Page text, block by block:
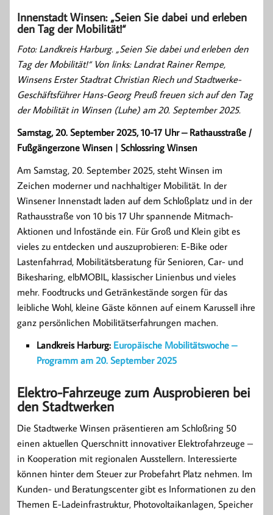
Innenstadt Winsen: „Seien Sie dabei und erleben
den Tag der Mobilität!“
Foto: Landkreis Harburg. „Seien Sie dabei und erleben den
Tag der Mobilität!“ Von links: Landrat Rainer Rempe,
Winsens Erster Stadtrat Christian Riech und Stadtwerke-
Geschäftsführer Hans-Georg Preuß freuen sich auf den Tag
der Mobilität in Winsen (Luhe) am 20. September 2025.
Samstag, 20. September 2025, 10-17 Uhr – Rathausstraße /
Fußgängerzone Winsen | Schlossring Winsen
Am Samstag, 20. September 2025, steht Winsen im
Zeichen moderner und nachhaltiger Mobilität. In der
Winsener Innenstadt laden auf dem Schloßplatz und in der
Rathausstraße von 10 bis 17 Uhr spannende Mitmach-
Aktionen und Infostände ein. Für Groß und Klein gibt es
vieles zu entdecken und auszuprobieren: E-Bike oder
Lastenfahrrad, Mobilitätsberatung für Senioren, Car- und
Bikesharing, elbMOBIL, klassischer Linienbus und vieles
mehr. Foodtrucks und Getränkestände sorgen für das
leibliche Wohl, kleine Gäste können auf einem Karussell ihre
ganz persönlichen Mobilitätserfahrungen machen.
Landkreis Harburg: Europäische Mobilitätswoche –
Programm am 20. September 2025
Elektro-Fahrzeuge zum Ausprobieren bei
den Stadtwerken
Die Stadtwerke Winsen präsentieren am Schloßring 50
einen aktuellen Querschnitt innovativer Elektrofahrzeuge –
in Kooperation mit regionalen Ausstellern. Interessierte
können hinter dem Steuer zur Probefahrt Platz nehmen. Im
Kunden- und Beratungscenter gibt es Informationen zu den
Themen E-Ladeinfrastruktur, Photovoltaikanlagen, Speicher